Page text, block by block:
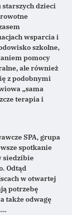
dzieci
wsparcia i
szkolne,
pomocy
ale również
z podobnymi
„sama
terapia i
SPA, grupa
spotkanie
siedzibie
Odtąd
w otwartej
potrzebę
także odwagę